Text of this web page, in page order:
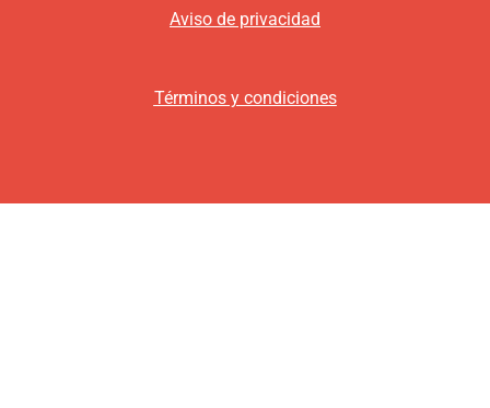
Aviso de privacidad
Términos y condiciones